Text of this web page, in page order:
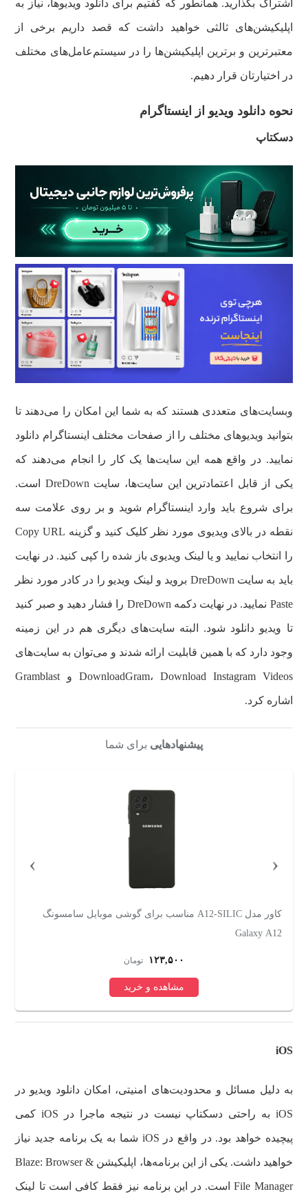
اشتراک بگذارید. همانطور که گفتیم برای دانلود ویدیوها، نیاز به
اپلیکیشن‌های ثالثی خواهید داشت که قصد داریم برخی از
معتبرترین و برترین اپلیکیشن‌ها را در سیستم‌عامل‌های مختلف
در اختیارتان قرار دهیم.
نحوه دانلود ویدیو از اینستاگرام
دسکتاپ
وبسایت‌های متعددی هستند که به شما این امکان را می‌دهند تا
بتوانید ویدیوهای مختلف را از صفحات مختلف اینستاگرام دانلود
نمایید. در واقع همه این سایت‌ها یک کار را انجام می‌دهند که
یکی از قابل اعتماد‌ترین این سایت‌ها، سایت DreDown است.
برای شروع باید وارد اینستاگرام شوید و بر روی علامت سه
نقطه در بالای ویدیوی مورد نظر کلیک کنید و گزینه Copy URL
را انتخاب نمایید و یا لینک ویدیوی باز شده را کپی کنید. در نهایت
باید به سایت DreDown بروید و لینک ویدیو را در کادر مورد نظر
Paste نمایید. در نهایت دکمه DreDown را فشار دهید و صبر کنید
تا ویدیو دانلود شود. البته سایت‌های دیگری هم در این زمینه
وجود دارد که با همین قابلیت ارائه شدند و می‌توان به سایت‌های
DownloadGram، Download Instagram Videos و Gramblast
اشاره کرد.
پیشنهادهایی برای شما
کاور مدل Eggshell مناسب برای کیس اپل ایرپاد پرو
۴۸۲,۰۰۰ تومان
مشاهده و خرید
‹
›
iOS
به دلیل مسائل و محدودیت‌های امنیتی، امکان دانلود ویدیو در
iOS به راحتی دسکتاپ نیست در نتیجه ماجرا در iOS کمی
پیچیده خواهد بود. در واقع در iOS شما به یک برنامه جدید نیاز
خواهید داشت. یکی از این برنامه‌ها، اپلیکیشن Blaze: Browser &
File Manager است. در این برنامه نیز فقط کافی است تا لینک